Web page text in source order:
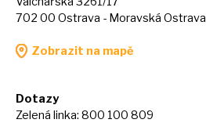
702 00 Ostrava - Moravská Ostrava
Zobrazit na mapě
Dotazy
Zelená linka: 800 100 809